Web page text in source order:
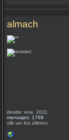
almach
desde: ene, 2011
mensajes: 1788
clik ver los últimos